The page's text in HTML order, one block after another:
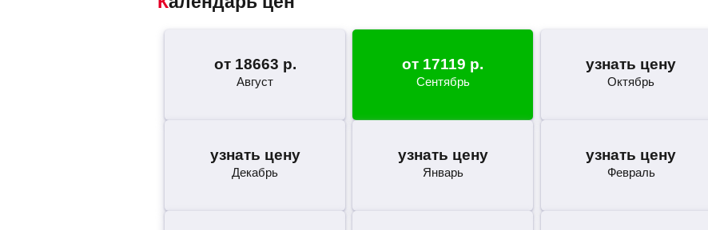
от 18663 р.
Август
от 17119 р.
Сентябрь
узнать цену
Октябрь
узнать цену
Декабрь
узнать цену
Январь
узнать цену
Февраль